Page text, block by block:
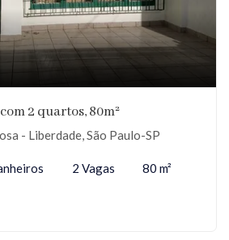
2 quartos, 80m²
- Liberdade, São Paulo-SP
2 Vagas 80 m²